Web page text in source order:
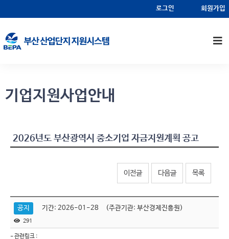
회원가입
로그인
알림마당 기업지원사업안내
기업지원사업안내
2026년도 부산광역시 중소기업 자금지원계획 공고
이전글 다음글 목록
공지 기간: 2026-01-28 (주관기관: 부산경제진흥원)
291
- 관련링크 :